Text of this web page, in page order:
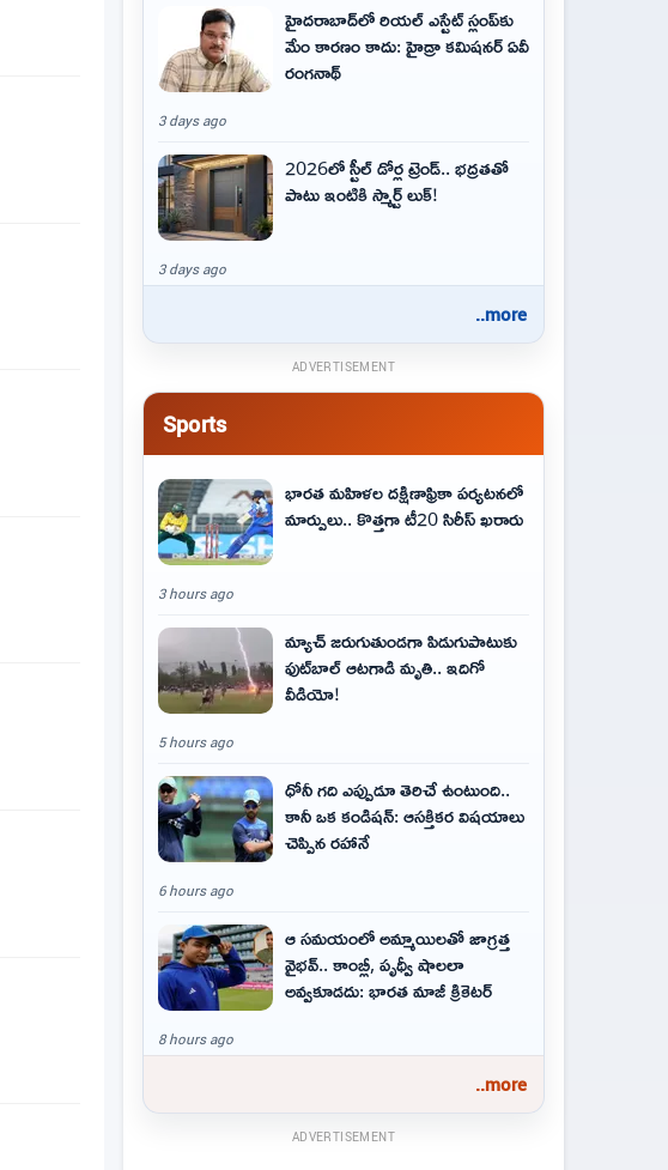
హైదరాబాద్‌లో రియల్ ఎస్టేట్ స్లంప్‌కు
మేం కారణం కాదు: హైడ్రా కమిషనర్ ఏవీ
రంగనాథ్
3 days ago
2026లో స్టీల్ డోర్ల ట్రెండ్.. భద్రతతో
పాటు ఇంటికి స్మార్ట్ లుక్!
3 days ago
..more
ADVERTISEMENT
Sports
భారత మహిళల దక్షిణాఫ్రికా పర్యటనలో
మార్పులు.. కొత్తగా టీ20 సిరీస్ ఖరారు
3 hours ago
మ్యాచ్ జరుగుతుండగా పిడుగుపాటుకు
ఫుట్‌బాల్ ఆటగాడి మృతి.. ఇదిగో
వీడియో!
5 hours ago
ధోనీ గది ఎప్పుడూ తెరిచే ఉంటుంది..
కానీ ఒక కండిషన్: ఆసక్తికర విషయాలు
చెప్పిన రహానే
6 hours ago
ఆ స‌మ‌యంలో అమ్మాయిల‌తో జాగ్ర‌త్త‌
వైభ‌వ్‌.. కాంబ్లీ, పృథ్వీ షాలలా
అవ్వ‌కూడ‌దు: భార‌త మాజీ క్రికెట‌ర్‌
8 hours ago
..more
ADVERTISEMENT